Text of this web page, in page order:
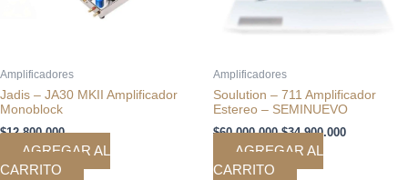
Amplificadores
Jadis – JA30 MKII Amplificador
Monoblock
$12.800.000
AGREGAR AL
CARRITO
Amplificadores
Soulution – 711 Amplificador
Estereo – SEMINUEVO
$60.000.000 $34.900.000
AGREGAR AL
CARRITO